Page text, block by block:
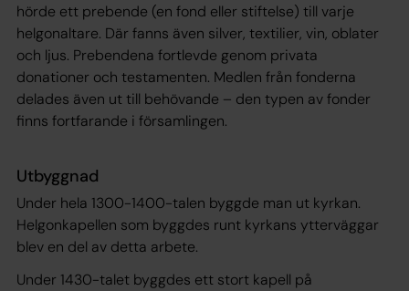
hörde ett prebende (en fond eller stiftelse) till varje
helgonaltare. Där fanns även silver, textilier, vin, oblater
och ljus. Prebendena fortlevde genom privata
donationer och testamenten. Medlen från fonderna
delades även ut till behövande – den typen av fonder
finns fortfarande i församlingen.
Utbyggnad
Under hela 1300-1400-talen byggde man ut kyrkan.
Helgonkapellen som byggdes runt kyrkans ytterväggar
blev en del av detta arbete.
Under 1430-talet byggdes ett stort kapell på